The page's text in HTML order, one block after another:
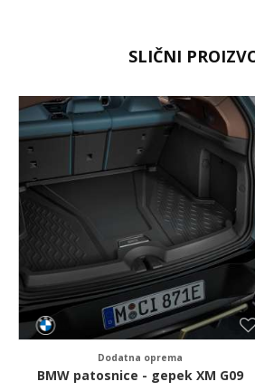
SLIČNI
Dodatna oprema
BMW patosnice - gepek XM G09